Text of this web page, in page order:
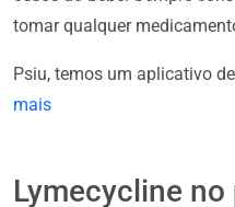
tomar qualquer
Psiu, temos um aplicativo
mais
Lymecycline